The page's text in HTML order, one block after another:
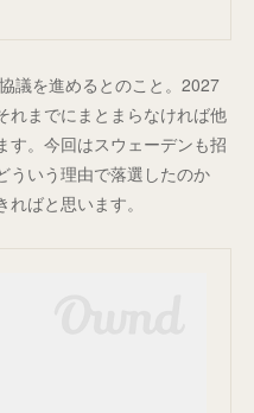
議を進めるとのこと。2027
れまでにまとまらなければ他
す。今回はスウェーデンも招
ういう理由で落選したのか
ばと思います。